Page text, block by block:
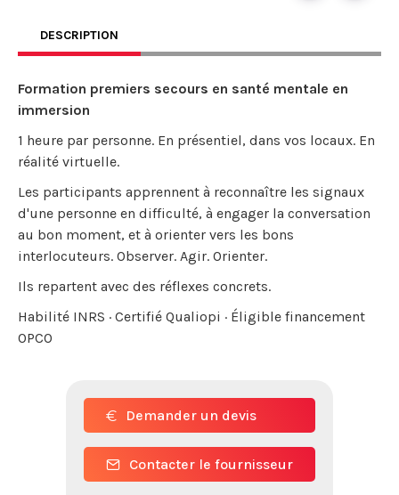
DESCRIPTION
Formation premiers secours en santé mentale en
immersion
1 heure par personne. En présentiel, dans vos locaux. En
réalité virtuelle.
Les participants apprennent à reconnaître les signaux
d'une personne en difficulté, à engager la conversation
au bon moment, et à orienter vers les bons
interlocuteurs. Observer. Agir. Orienter.
Ils repartent avec des réflexes concrets.
Habilité INRS · Certifié Qualiopi · Éligible financement
OPCO
Demander un devis
Contacter le fournisseur